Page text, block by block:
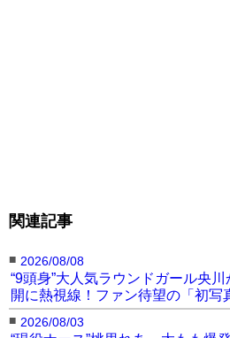
関連記事
■ 2026/08/08
“9頭身”大人気ラウンドガール央
開に熱視線！ファン待望の「初写
■ 2026/08/03